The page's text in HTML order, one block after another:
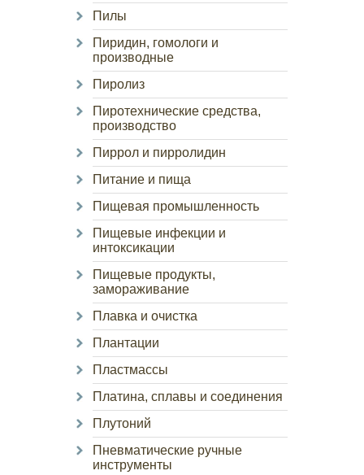
Пилы
Пиридин, гомологи и
производные
Пиролиз
Пиротехнические средства,
производство
Пиррол и пирролидин
Питание и пища
Пищевая промышленность
Пищевые инфекции и
интоксикации
Пищевые продукты,
замораживание
Плавка и очистка
Плантации
Пластмассы
Платина, сплавы и соединения
Плутоний
Пневматические ручные
инструменты